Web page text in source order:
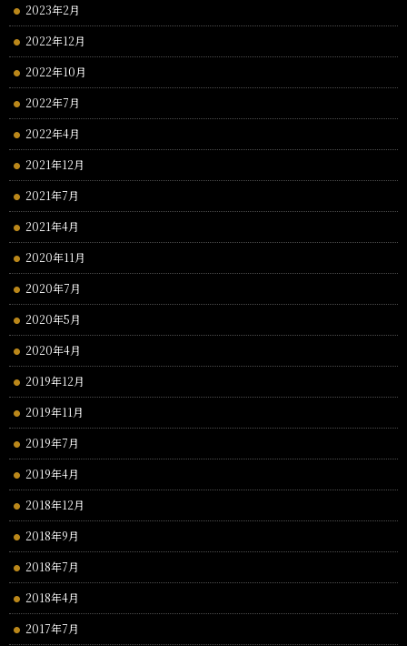
2023年2月
2022年12月
2022年10月
2022年7月
2022年4月
2021年12月
2021年7月
2021年4月
2020年11月
2020年7月
2020年5月
2020年4月
2019年12月
2019年11月
2019年7月
2019年4月
2018年12月
2018年9月
2018年7月
2018年4月
2017年7月